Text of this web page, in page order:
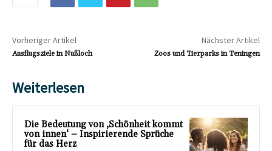
Vorheriger Artikel
Ausflugsziele in Nußloch
Nächster Artikel
Zoos und Tierparks in Teningen
Weiterlesen
Die Bedeutung von ‚Schönheit kommt
von innen‘ – Inspirierende Sprüche
für das Herz